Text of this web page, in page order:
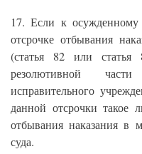
17. Если к
отсрочке отбывания
(статья 82 или
резолютивной
исправительного
данной отсрочки такое
отбывания наказания в
суда.